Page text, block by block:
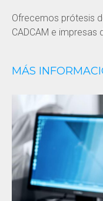
Ofrecemos prótesis
CADCAM e impresas
MÁS